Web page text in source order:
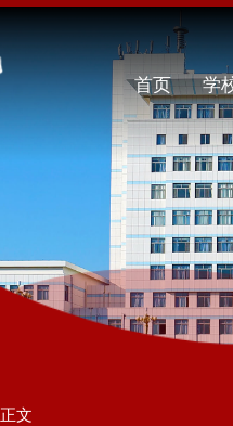
首页 学
正文